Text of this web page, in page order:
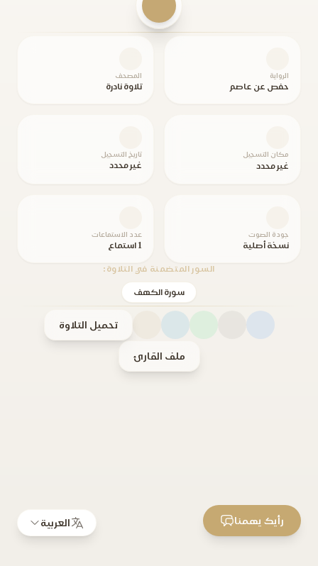
الرواية
حفص عن عاصم
المصحف
تلاوة نادرة
مكان التسجيل
غير محدد
تاريخ التسجيل
غير محدد
جودة الصوت
نسخة أصلية
عدد الاستماعات
1 استماع
السور المتضمنة في التلاوة:
سورة الكهف
تحميل التلاوة
ملف القارئ
العربية رأيك يهمنا